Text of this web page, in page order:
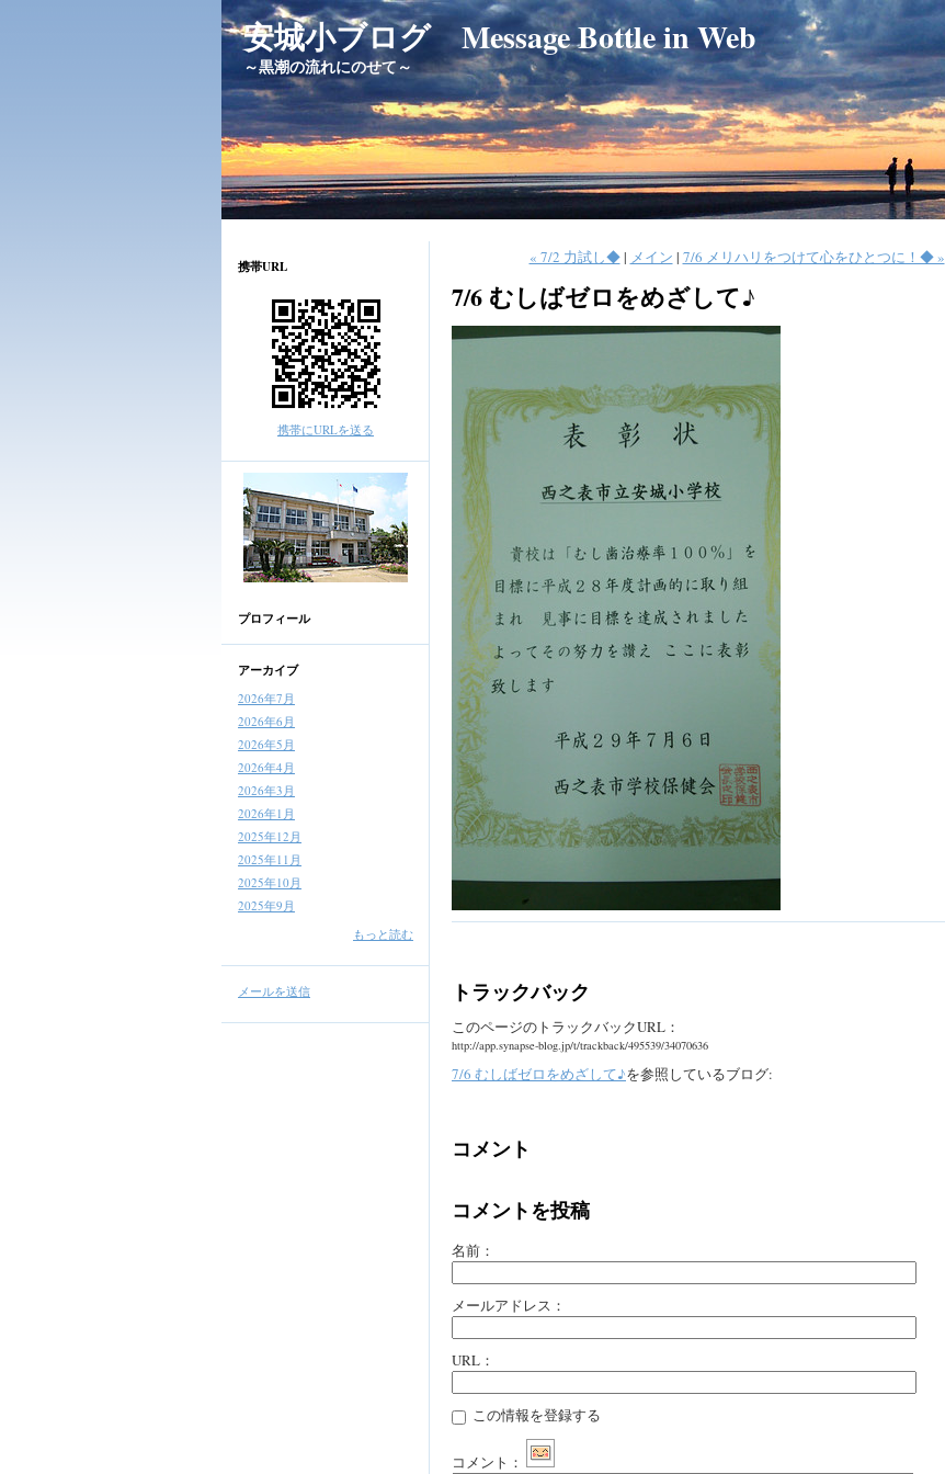
安城小ブログ Message Bottle in Web
～黒潮の流れにのせて～
携帯URL
携帯にURLを送る
プロフィール
アーカイブ
2026年7月
2026年6月
2026年5月
2026年4月
2026年3月
2026年1月
2025年12月
2025年11月
2025年10月
2025年9月
もっと読む
メールを送信
« 7/2 力試し◆| メイン | 7/6 メリハリをつけて心をひとつに！◆ »
7/6 むしばゼロをめざして♪
トラックバック
このページのトラックバックURL：
http://app.synapse-blog.jp/t/trackback/495539/34070636
7/6 むしばゼロをめざして♪を参照しているブログ:
コメント
コメントを投稿
名前：
メールアドレス：
URL：
この情報を登録する
コメント：